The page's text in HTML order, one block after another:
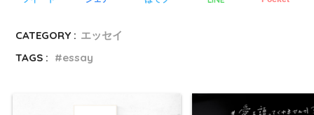
CATEGORY : エッセイ
TAGS :
essay